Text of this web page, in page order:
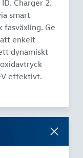
Charger 2.
smart
fasväxling. Ge
enkelt
dynamiskt
effektivt.